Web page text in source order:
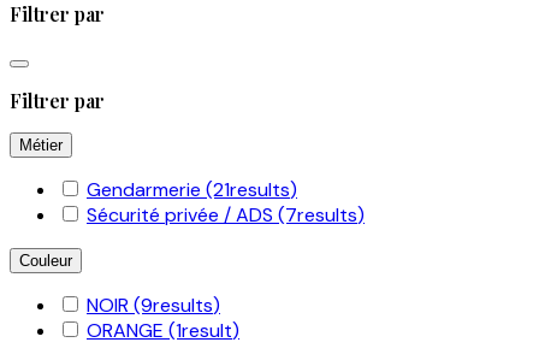
Filtrer par
Filtrer par
Métier
Gendarmerie (21results)
Sécurité privée / ADS (7results)
Couleur
NOIR (9results)
ORANGE (1result)